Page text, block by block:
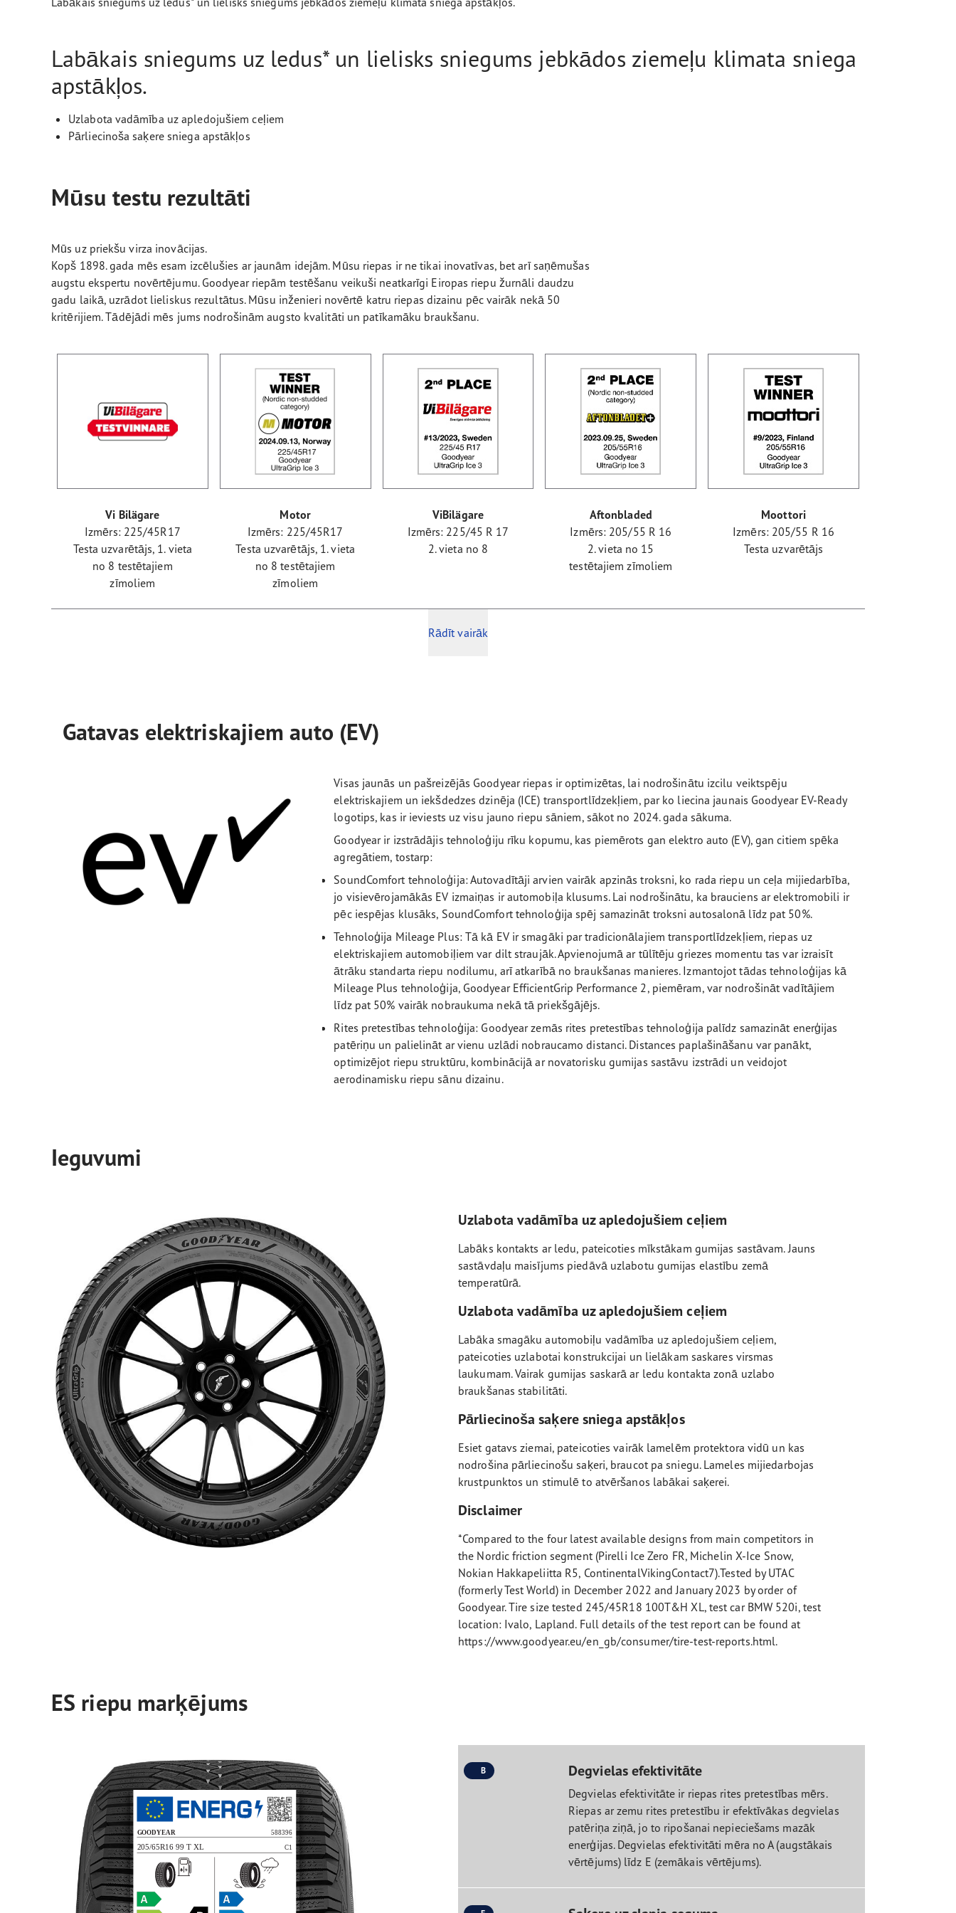
Labākais sniegums uz ledus* un lielisks sniegums jebkādos ziemeļu klimata sniega
apstākļos.
Uzlabota vadāmība uz apledojušiem ceļiem
Pārliecinoša saķere sniega apstākļos
Mūsu testu rezultāti
Mūs uz priekšu virza inovācijas.
Kopš 1898. gada mēs esam izcēlušies ar jaunām idejām. Mūsu riepas ir ne tikai inovatīvas, bet arī saņēmušas
augstu ekspertu novērtējumu. Goodyear riepām testēšanu veikuši neatkarīgi Eiropas riepu žurnāli daudzu
gadu laikā, uzrādot lieliskus rezultātus. Mūsu inženieri novērtē katru riepas dizainu pēc vairāk nekā 50
kritērijiem. Tādējādi mēs jums nodrošinām augsto kvalitāti un patīkamāku braukšanu.
Vi Bilägare
Izmērs: 225/45R17
Testa uzvarētājs, 1. vieta
no 8 testētajiem
zīmoliem
Motor
Izmērs: 225/45R17
Testa uzvarētājs, 1. vieta
no 8 testētajiem
zīmoliem
ViBilägare
Izmērs: 225/45 R 17
2. vieta no 8
Aftonbladed
Izmērs: 205/55 R 16
2. vieta no 15
testētajiem zīmoliem
Moottori
Izmērs: 205/55 R 16
Testa uzvarētājs
Rādīt vairāk
Gatavas elektriskajiem auto (EV)
Visas jaunās un pašreizējās Goodyear riepas ir optimizētas, lai nodrošinātu izcilu veiktspēju
elektriskajiem un iekšdedzes dzinēja (ICE) transportlīdzekļiem, par ko liecina jaunais Goodyear EV-Ready
logotips, kas ir ieviests uz visu jauno riepu sāniem, sākot no 2024. gada sākuma.
Goodyear ir izstrādājis tehnoloģiju rīku kopumu, kas piemērots gan elektro auto (EV), gan citiem spēka
agregātiem, tostarp:
SoundComfort tehnoloģija: Autovadītāji arvien vairāk apzinās troksni, ko rada riepu un ceļa mijiedarbība,
jo visievērojamākās EV izmaiņas ir automobiļa klusums. Lai nodrošinātu, ka brauciens ar elektromobili ir
pēc iespējas klusāks, SoundComfort tehnoloģija spēj samazināt troksni autosalonā līdz pat 50%.
Tehnoloģija Mileage Plus: Tā kā EV ir smagāki par tradicionālajiem transportlīdzekļiem, riepas uz
elektriskajiem automobiļiem var dilt straujāk. Apvienojumā ar tūlītēju griezes momentu tas var izraisīt
ātrāku standarta riepu nodilumu, arī atkarībā no braukšanas manieres. Izmantojot tādas tehnoloģijas kā
Mileage Plus tehnoloģija, Goodyear EfficientGrip Performance 2, piemēram, var nodrošināt vadītājiem
līdz pat 50% vairāk nobraukuma nekā tā priekšgājējs.
Rites pretestības tehnoloģija: Goodyear zemās rites pretestības tehnoloģija palīdz samazināt enerģijas
patēriņu un palielināt ar vienu uzlādi nobraucamo distanci. Distances paplašināšanu var panākt,
optimizējot riepu struktūru, kombinācijā ar novatorisku gumijas sastāvu izstrādi un veidojot
aerodinamisku riepu sānu dizainu.
Ieguvumi
Uzlabota vadāmība uz apledojušiem ceļiem
Labāks kontakts ar ledu, pateicoties mīkstākam gumijas sastāvam. Jauns
sastāvdaļu maisījums piedāvā uzlabotu gumijas elastību zemā
temperatūrā.
Uzlabota vadāmība uz apledojušiem ceļiem
Labāka smagāku automobiļu vadāmība uz apledojušiem ceļiem,
pateicoties uzlabotai konstrukcijai un lielākam saskares virsmas
laukumam. Vairak gumijas saskarā ar ledu kontakta zonā uzlabo
braukšanas stabilitāti.
Pārliecinoša saķere sniega apstākļos
Esiet gatavs ziemai, pateicoties vairāk lamelēm protektora vidū un kas
nodrošina pārliecinošu saķeri, braucot pa sniegu. Lameles mijiedarbojas
krustpunktos un stimulē to atvēršanos labākai saķerei.
Disclaimer
*Compared to the four latest available designs from main competitors in
the Nordic friction segment (Pirelli Ice Zero FR, Michelin X-Ice Snow,
Nokian Hakkapeliitta R5, ContinentalVikingContact7).Tested by UTAC
(formerly Test World) in December 2022 and January 2023 by order of
Goodyear. Tire size tested 245/45R18 100T&H XL, test car BMW 520i, test
location: Ivalo, Lapland. Full details of the test report can be found at
https://www.goodyear.eu/en_gb/consumer/tire-test-reports.html.
ES riepu marķējums
B Degvielas efektivitāte
Degvielas efektivitāte ir riepas rites pretestības mērs.
Riepas ar zemu rites pretestību ir efektīvākas degvielas
patēriņa ziņā, jo to ripošanai nepieciešams mazāk
enerģijas. Degvielas efektivitāti mēra no A (augstākais
vērtējums) līdz E (zemākais vērtējums).